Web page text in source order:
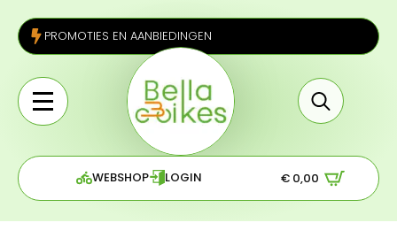
PROMOTIES EN AANBIEDINGEN
for:
WEBSHOP LOGIN € 0,00